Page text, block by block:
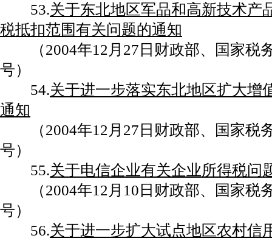
53.关于东北地区军品和高新技术产
税抵扣范围有关问题的通知
（2004年12月27日财政部、国家税
号）
54.关于进一步落实东北地区扩大增
通知
（2004年12月27日财政部、国家税
号）
55.关于电信企业有关企业所得税问
（2004年12月10日财政部、国家税
号）
56.关于进一步扩大试点地区农村信